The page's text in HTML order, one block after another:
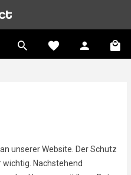
unserer Website. Der Schutz
wichtig. Nachstehend